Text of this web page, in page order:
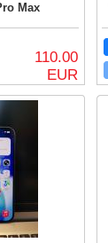
Max
110.00
EUR